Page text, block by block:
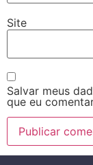
Site
Salvar meus
que eu